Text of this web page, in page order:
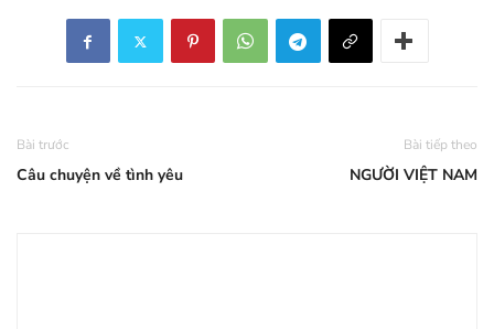
Bài trước
Câu chuyện về tình yêu
Bài tiếp theo
NGƯỜI VIỆT NAM